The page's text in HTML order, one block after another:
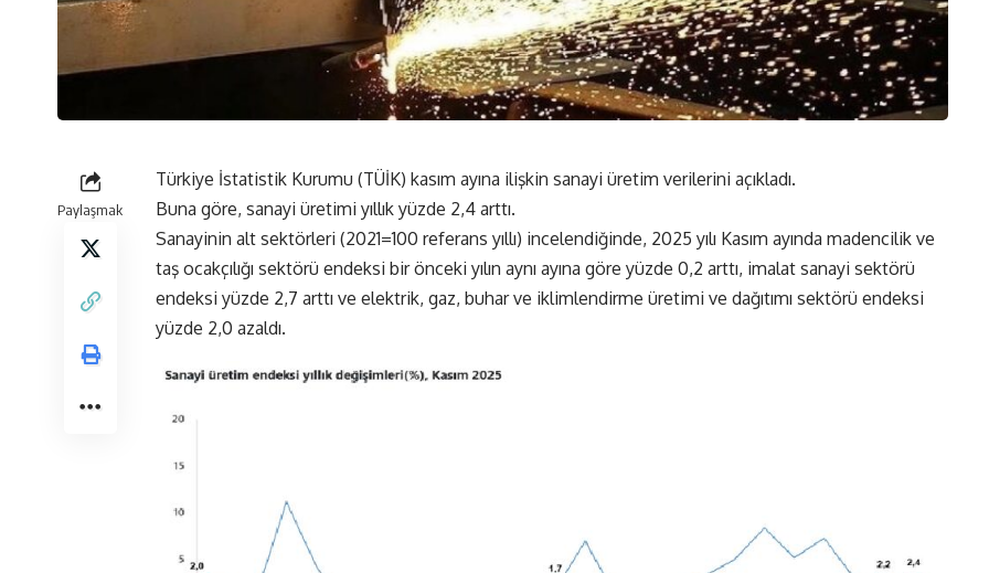
Paylaşmak
Türkiye İstatistik Kurumu (TÜİK) kasım ayına ilişkin sanayi üretim verilerini açıkladı.
Buna göre, sanayi üretimi yıllık yüzde 2,4 arttı.
Sanayinin alt sektörleri (2021=100 referans yıllı) incelendiğinde, 2025 yılı Kasım ayında madencilik ve
taş ocakçılığı sektörü endeksi bir önceki yılın aynı ayına göre yüzde 0,2 arttı, imalat sanayi sektörü
endeksi yüzde 2,7 arttı ve elektrik, gaz, buhar ve iklimlendirme üretimi ve dağıtımı sektörü endeksi
yüzde 2,0 azaldı.